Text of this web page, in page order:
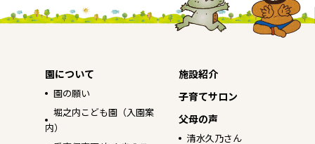
園について
園の願い
堀之内こども園（入園案
内）
施設紹介
子育てサロン
父母の声
清水久乃さん